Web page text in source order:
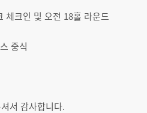
크인 및 오전 18홀 라운드
중식
서 감사합니다.